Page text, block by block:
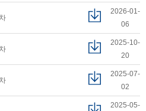
2026-01-
06
2025-10-
20
2025-07-
02
2025-05-